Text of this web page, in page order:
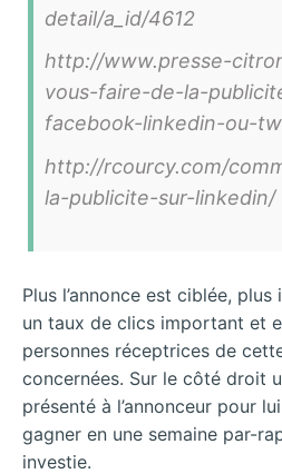
detail/a_id/4612
http://www.presse-
vous-faire-de-la-
facebook-linkedin-ou-
http://rcourcy.com/
la-publicite-sur-linkedin/
Plus l’annonce est ciblée, plus
un taux de clics important et
personnes réceptrices de
concernées. Sur le côté droit
présenté à l’annonceur pour
gagner en une semaine par-
investie.